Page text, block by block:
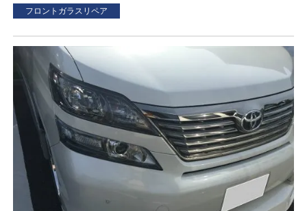
フロントガラスリペア